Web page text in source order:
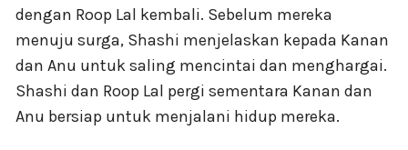
dengan Roop Lal kembali. Sebelum mereka
menuju surga, Shashi menjelaskan kepada Kanan
dan Anu untuk saling mencintai dan menghargai.
Shashi dan Roop Lal pergi sementara Kanan dan
Anu bersiap untuk menjalani hidup mereka.